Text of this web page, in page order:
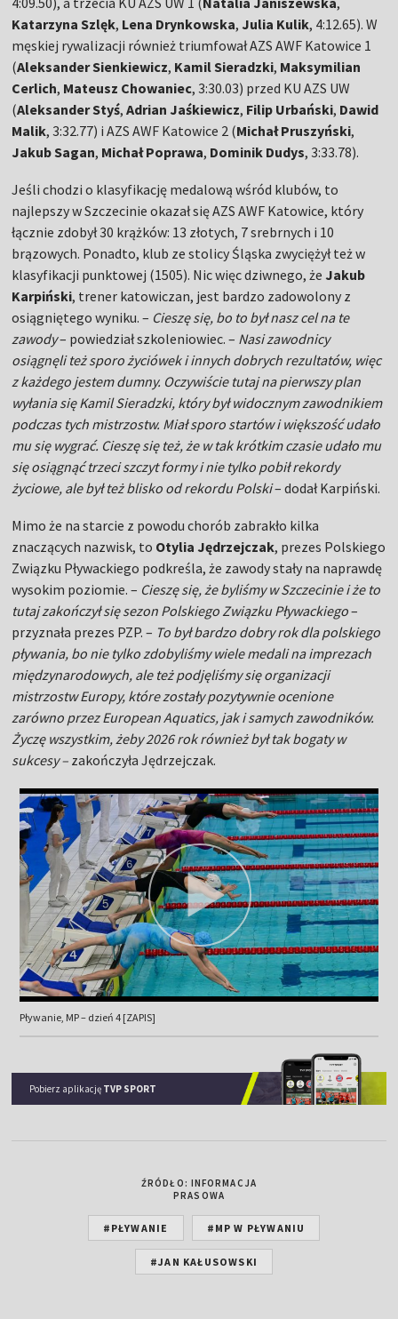
Katarzyna Szlęk, Lena Drynkowska, Julia Kulik, 4:12.65). W
męskiej rywalizacji również triumfował AZS AWF Katowice 1
(Aleksander Sienkiewicz, Kamil Sieradzki, Maksymilian
Cerlich, Mateusz Chowaniec, 3:30.03) przed KU AZS UW
(Aleksander Styś,Adrian Jaśkiewicz, Filip Urbański, Dawid
Malik, 3:32.77) i AZS AWF Katowice 2 (Michał Pruszyński,
Jakub Sagan, Michał Poprawa, Dominik Dudys, 3:33.78).
Jeśli chodzi o klasyfikację medalową wśród klubów, to
najlepszy w Szczecinie okazał się AZS AWF Katowice, który
łącznie zdobył 30 krążków: 13 złotych, 7 srebrnych i 10
brązowych. Ponadto, klub ze stolicy Śląska zwyciężył też w
klasyfikacji punktowej (1505). Nic więc dziwnego, że Jakub
Karpiński, trener katowiczan, jest bardzo zadowolony z
osiągniętego wyniku. – Cieszę się, bo to był nasz cel na te
zawody– powiedział szkoleniowiec. – Nasi zawodnicy
osiągnęli też sporo życiówek i innych dobrych rezultatów, więc
z każdego jestem dumny. Oczywiście tutaj na pierwszy plan
wyłania się Kamil Sieradzki, który był widocznym zawodnikiem
podczas tych mistrzostw. Miał sporo startów i większość udało
mu się wygrać. Cieszę się też, że w tak krótkim czasie udało mu
się osiągnąć trzeci szczyt formy i nie tylko pobił rekordy
życiowe, ale był też blisko od rekordu Polski– dodał Karpiński.
Mimo że na starcie z powodu chorób zabrakło kilka
znaczących nazwisk, to Otylia Jędrzejczak, prezes Polskiego
Związku Pływackiego podkreśla, że zawody stały na naprawdę
wysokim poziomie. – Cieszę się, że byliśmy w Szczecinie i że to
tutaj zakończył się sezon Polskiego Związku Pływackiego–
przyznała prezes PZP. – To był bardzo dobry rok dla polskiego
pływania, bo nie tylko zdobyliśmy wiele medali na imprezach
międzynarodowych, ale też podjęliśmy się organizacji
mistrzostw Europy, które zostały pozytywnie ocenione
zarówno przez European Aquatics, jak i samych zawodników.
Życzę wszystkim, żeby 2026 rok również był tak bogaty w
sukcesy – zakończyła Jędrzejczak.
Pływanie, MP – dzień 4 [ZAPIS]
Pobierz aplikację TVP SPORT
ŹRÓDŁO: INFORMACJA
PRASOWA
#PŁYWANIE #MP W PŁYWANIU
#JAN KAŁUSOWSKI